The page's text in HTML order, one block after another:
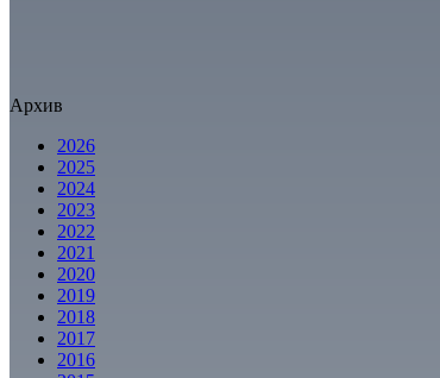
Архив
2026
2025
2024
2023
2022
2021
2020
2019
2018
2017
2016